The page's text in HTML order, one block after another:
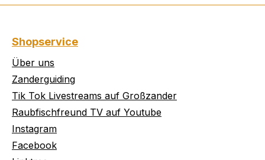
Shopservice
Über uns
Zanderguiding
Tik Tok Livestreams auf Großzander
Raubfischfreund TV auf Youtube
Instagram
Facebook